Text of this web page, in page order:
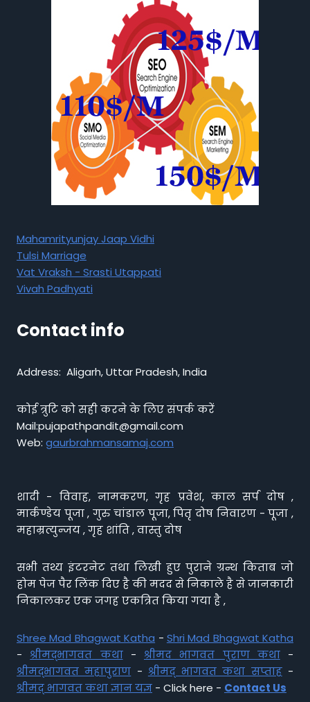
Mahamrityunjay Jaap Vidhi
Tulsi Marriage
Vat Vraksh - Srasti Utappati
Vivah Padhyati
Contact info
Address: Aligarh, Uttar Pradesh, India
कोई त्रुटि को सही करने के लिए संपर्क करें
Mail:pujapathpandit@gmail.com
Web: gaurbrahmansamaj.com
शादी - विवाह, नामकरण, गृह प्रवेश, काल सर्प दोष ,
मार्कण्डेय पूजा , गुरु चांडाल पूजा, पितृ दोष निवारण - पूजा ,
महाम्रत्युन्जय , गृह शांति , वास्तु दोष
सभी तथ्य इंटरनेट तथा लिखी हुए पुराने ग्रन्थ किताब जो
होम पेज पैर लिंक दिए है की मदद से निकाले है से जानकारी
निकालकर एक जगह एकत्रित किया गया है ,
Shree Mad Bhagwat Katha - Shri Mad Bhagwat Katha
- श्रीमद्भागवत कथा- श्रीमद भागवत पुराण कथा-
श्रीमद्भागवत महापुराण - श्रीमद् भागवत कथा सप्ताह-
श्रीमद् भागवत कथा ज्ञान यज्ञ - Click here - Contact Us